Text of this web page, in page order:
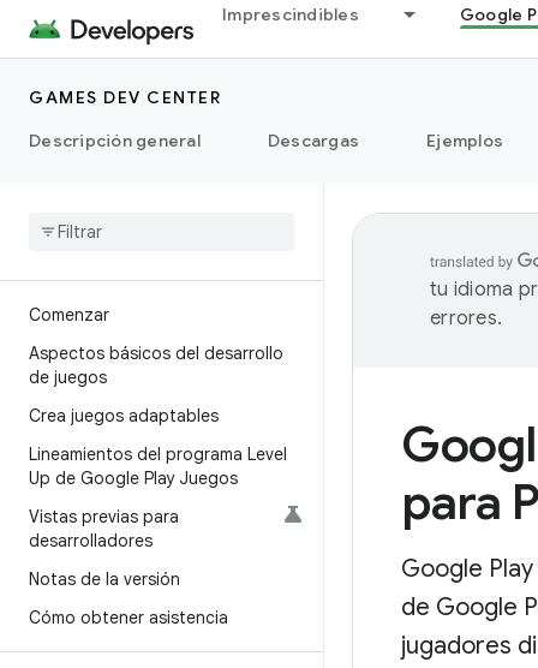
Imprescindibles Google
GAMES DEV CENTER
Descripción general
Descargas Ejemplos
Comenzar
Aspectos básicos del desarrollo
de juegos
Crea juegos adaptables
Lineamientos del programa Level
Up de Google Play Juegos
Vistas previas para
desarrolladores
Notas de la versión
Cómo obtener asistencia
tu idioma
errores.
para
Google
de Google
jugadores